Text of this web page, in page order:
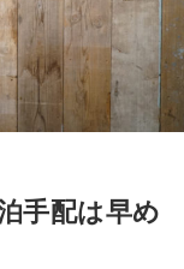
手配は早め